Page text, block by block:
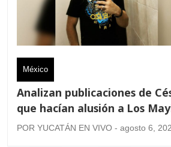
México
Analizan publicaciones de
que hacían alusión a Los
POR YUCATÁN EN VIVO - agosto 6,